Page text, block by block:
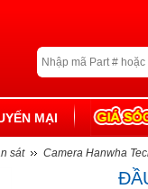
MẠI
sát Camera Hanwha